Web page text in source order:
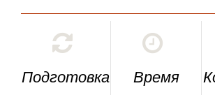
Подготовка
Время